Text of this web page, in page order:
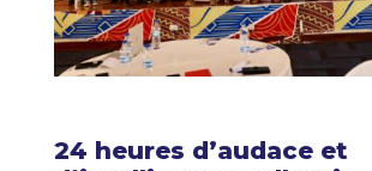
24 heures d’audace et